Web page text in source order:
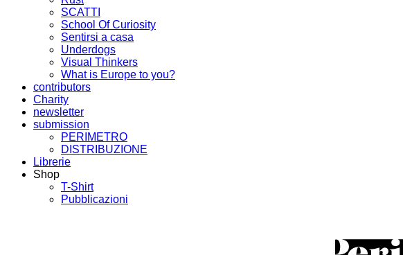
SCATTI
School Of Curiosity
Sentirsi a casa
Underdogs
Visual Thinkers
What is Europe to you?
contributors
Charity
newsletter
submission
PERIMETRO
DISTRIBUZIONE
Librerie
Shop
T-Shirt
Pubblicazioni